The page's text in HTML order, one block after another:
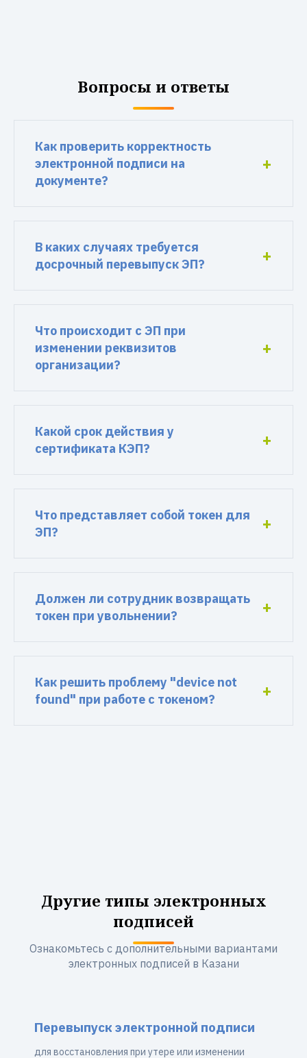
Вопросы и ответы
Как проверить корректность
электронной подписи на
документе?
В каких случаях требуется
досрочный перевыпуск ЭП?
Что происходит с ЭП при
изменении реквизитов
организации?
Какой срок действия у
сертификата КЭП?
Что представляет собой токен для
ЭП?
Должен ли сотрудник возвращать
токен при увольнении?
Как решить проблему "device not
found" при работе с токеном?
Другие типы электронных
подписей
Ознакомьтесь с дополнительными вариантами
электронных подписей в Казани
Перевыпуск электронной подписи
для восстановления при утере или изменении